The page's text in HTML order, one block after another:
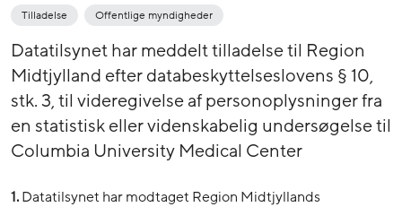
Tilladelse Offentlige myndigheder
Datatilsynet har meddelt tilladelse til Region
Midtjylland efter databeskyttelseslovens § 10,
stk. 3, til videregivelse af personoplysninger fra
en statistisk eller videnskabelig undersøgelse til
Columbia University Medical Center
1.Datatilsynet har modtaget Region Midtjyllands